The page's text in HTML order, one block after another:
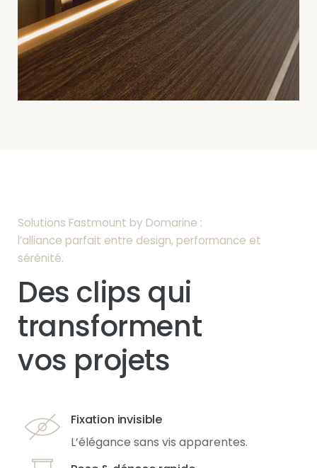
Solutions Fastmount by Domarine :
l’alliance parfait entre design, performance et
sérénité.
Des clips qui
transforment
vos projets
Fixation invisible
L’élégance sans vis apparentes.